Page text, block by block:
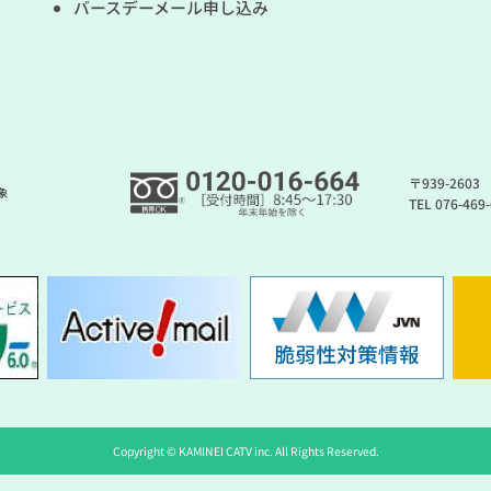
バースデーメール申し込み
〒939-2603
TEL 076-
Copyright © KAMINEI CATV inc. All Rights Reserved.